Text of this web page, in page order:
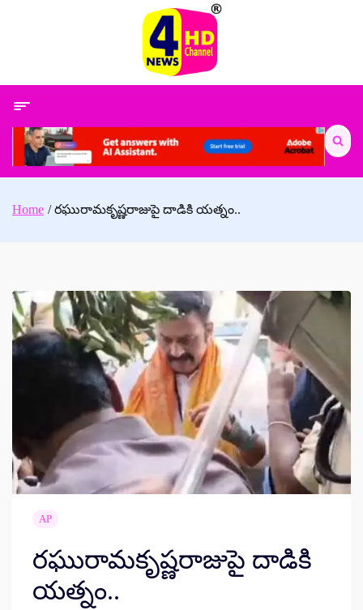
Search
for:
Home రఘురామకృష్ణరాజుపై దాడికి యత్నం..
AP
రఘురామకృష్ణరాజుపై దాడికి
యత్నం..